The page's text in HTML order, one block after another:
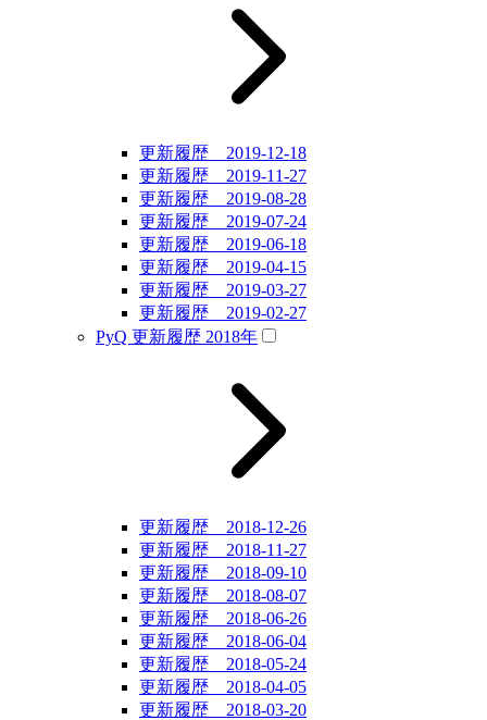
更新履歴 2019-12-18
更新履歴 2019-11-27
更新履歴 2019-08-28
更新履歴 2019-07-24
更新履歴 2019-06-18
更新履歴 2019-04-15
更新履歴 2019-03-27
更新履歴 2019-02-27
PyQ 更新履歴 2018年
更新履歴 2018-12-26
更新履歴 2018-11-27
更新履歴 2018-09-10
更新履歴 2018-08-07
更新履歴 2018-06-26
更新履歴 2018-06-04
更新履歴 2018-05-24
更新履歴 2018-04-05
更新履歴 2018-03-20